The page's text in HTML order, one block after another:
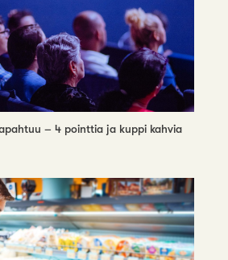
– 4 pointtia ja kuppi kahvia